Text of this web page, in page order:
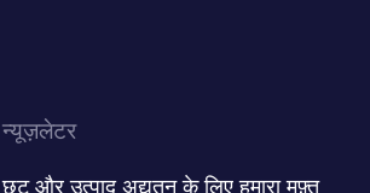
न्यूज़लेटर
छूट और उत्पाद अद्यतन के लिए हमारा मुफ़्त